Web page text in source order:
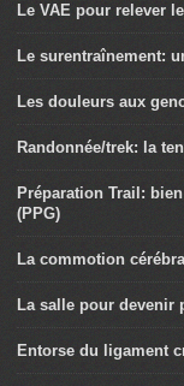
Le VAE pour relever
Le surentraînement:
Les douleurs aux
Randonnée/trek: la
Préparation Trail:
(PPG)
La commotion
La salle pour devenir
Entorse du ligament